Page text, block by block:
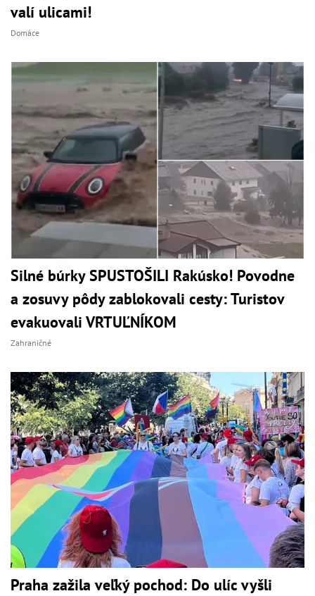
valí ulicami!
Domáce
Silné búrky SPUSTOŠILI Rakúsko! Povodne
a zosuvy pôdy zablokovali cesty: Turistov
evakuovali VRTUĽNÍKOM
Zahraničné
Praha zažila veľký pochod: Do ulíc vyšli